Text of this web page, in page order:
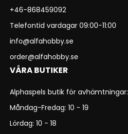
+46-868459092
Telefontid vardagar 09:00-11:00
info@alfahobby.se
order@alfahobby.se
VÅRA BUTIKER
Alphaspels butik för avhämtningar:
Måndag-Fredag: 10 - 19
Lördag: 10 - 18